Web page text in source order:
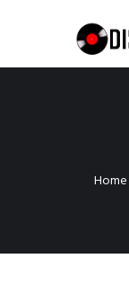
Home